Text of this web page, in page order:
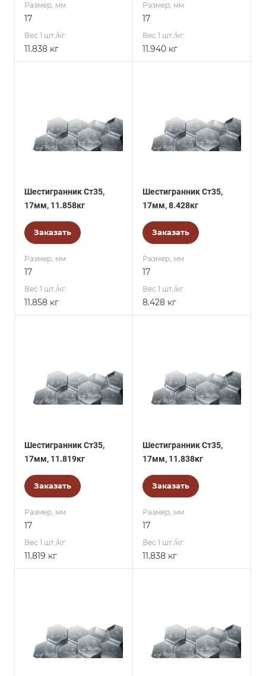
Размер, мм
17
Вес 1 шт./кг.
11.838 кг
Размер, мм
17
Вес 1 шт./кг.
11.940 кг
Шестигранник Ст35,
17мм, 11.858кг
Заказать
Размер, мм
17
Вес 1 шт./кг.
11.858 кг
Шестигранник Ст35,
17мм, 8.428кг
Заказать
Размер, мм
17
Вес 1 шт./кг.
8.428 кг
Шестигранник Ст35,
17мм, 11.819кг
Заказать
Размер, мм
17
Вес 1 шт./кг.
11.819 кг
Шестигранник Ст35,
17мм, 11.838кг
Заказать
Размер, мм
17
Вес 1 шт./кг.
11.838 кг